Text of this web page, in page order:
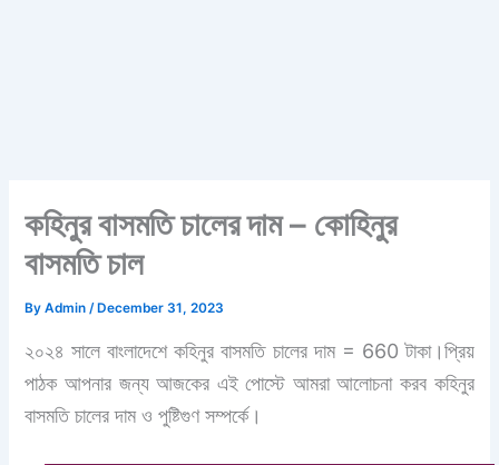
কহিনুর বাসমতি চালের দাম – কোহিনুর
বাসমতি চাল
ByAdmin/ December 31, 2023
২০২৪ সালে বাংলাদেশে কহিনুর বাসমতি চালের দাম = 660 টাকা।প্রিয়
পাঠক আপনার জন্য আজকের এই পোস্টে আমরা আলোচনা করব কহিনুর
বাসমতি চালের দাম ও পুষ্টিগুণ সম্পর্কে।